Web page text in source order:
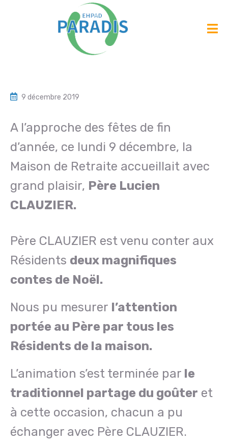
9 décembre 2019
A l’approche des fêtes de fin
d’année, ce lundi 9 décembre, la
Maison de Retraite accueillait avec
grand plaisir, Père Lucien
CLAUZIER.
Père CLAUZIER est venu conter aux
Résidents deux magnifiques
contes de Noël.
Nous pu mesurer l’attention
portée au Père par tous les
Résidents de la maison.
L’animation s’est terminée par le
traditionnel partage du goûter et
à cette occasion, chacun a pu
échanger avec Père CLAUZIER.